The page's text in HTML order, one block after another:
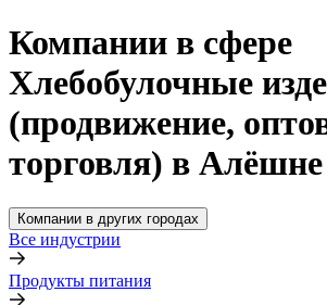
Компании в сфере
Хлебобулочные
(продвижение,
торговля) в Алёшне
Компании в других городах
Все индустрии
Продукты питания